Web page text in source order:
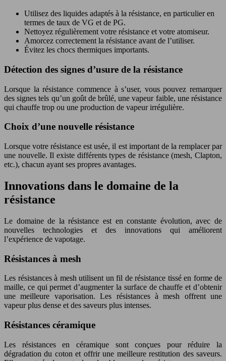
Utilisez des liquides adaptés à la résistance, en particulier en
termes de taux de VG et de PG.
Nettoyez régulièrement votre résistance et votre atomiseur.
Amorcez correctement la résistance avant de l’utiliser.
Évitez les chocs thermiques importants.
Détection des signes d’usure de la résistance
Lorsque la résistance commence à s’user, vous pouvez remarquer
des signes tels qu’un goût de brûlé, une vapeur faible, une résistance
qui chauffe trop ou une production de vapeur irrégulière.
Choix d’une nouvelle résistance
Lorsque votre résistance est usée, il est important de la remplacer par
une nouvelle. Il existe différents types de résistance (mesh, Clapton,
etc.), chacun ayant ses propres avantages.
Innovations dans le domaine de la
résistance
Le domaine de la résistance est en constante évolution, avec de
nouvelles technologies et des innovations qui améliorent
l’expérience de vapotage.
Résistances à mesh
Les résistances à mesh utilisent un fil de résistance tissé en forme de
maille, ce qui permet d’augmenter la surface de chauffe et d’obtenir
une meilleure vaporisation. Les résistances à mesh offrent une
vapeur plus dense et des saveurs plus intenses.
Résistances céramique
Les résistances en céramique sont conçues pour réduire la
dégradation du coton et offrir une meilleure restitution des saveurs.